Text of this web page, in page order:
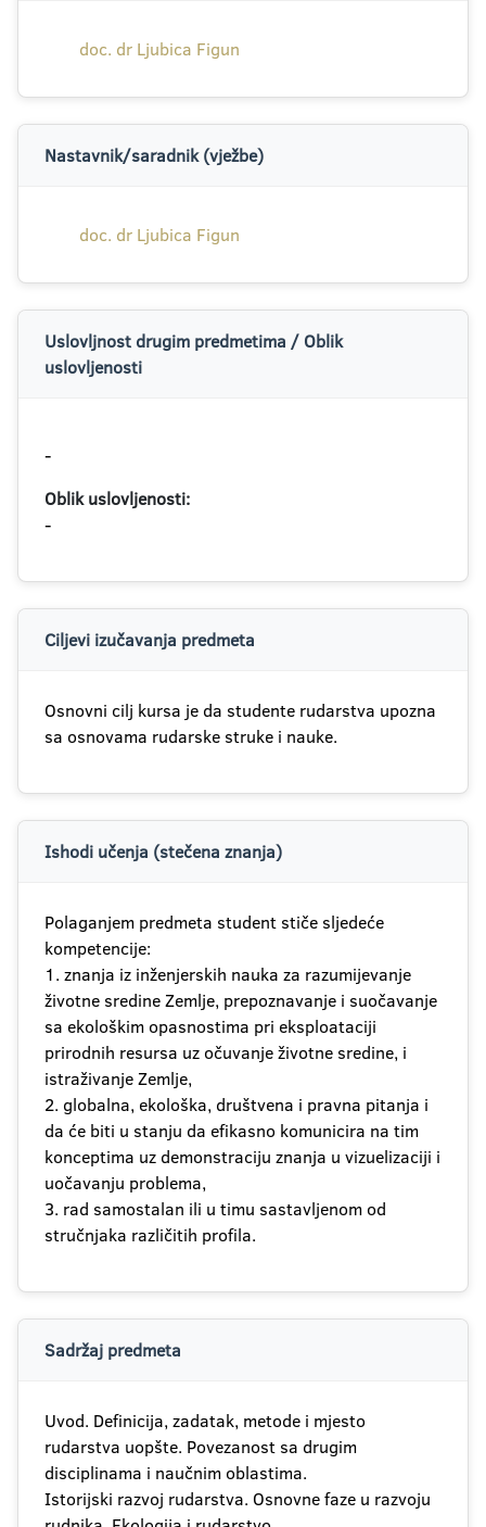
doc. dr Ljubica Figun
Nastavnik/saradnik (vježbe)
doc. dr Ljubica Figun
Uslovljnost drugim predmetima / Oblik
uslovljenosti
-
Oblik uslovljenosti:
-
Ciljevi izučavanja predmeta
Osnovni cilj kursa je da studente rudarstva upozna
sa osnovama rudarske struke i nauke.
Ishodi učenja (stečena znanja)
Polaganjem predmeta student stiče sljedeće
kompetencije:
1. znanja iz inženjerskih nauka za razumijevanje
životne sredine Zemlje, prepoznavanje i suočavanje
sa ekološkim opasnostima pri eksploataciji
prirodnih resursa uz očuvanje životne sredine, i
istraživanje Zemlje,
2. globalna, ekološka, društvena i pravna pitanja i
da će biti u stanju da efikasno komunicira na tim
konceptima uz demonstraciju znanja u vizuelizaciji i
uočavanju problema,
3. rad samostalan ili u timu sastavljenom od
stručnjaka različitih profila.
Sadržaj predmeta
Uvod. Definicija, zadatak, metode i mjesto
rudarstva uopšte. Povezanost sa drugim
disciplinama i naučnim oblastima.
Istorijski razvoj rudarstva. Osnovne faze u razvoju